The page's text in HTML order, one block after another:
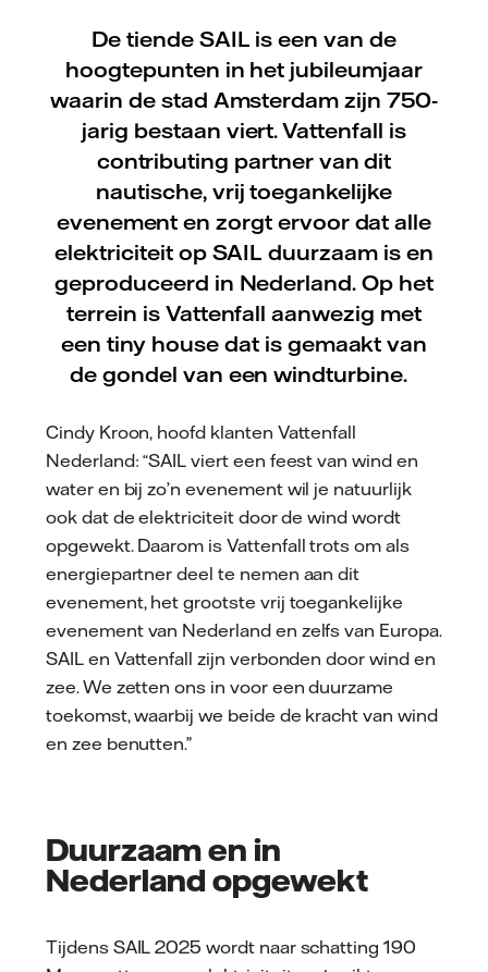
De tiende SAIL is een van de
hoogtepunten in het jubileumjaar
waarin de stad Amsterdam zijn 750-
jarig bestaan viert. Vattenfall is
contributing partner van dit
nautische, vrij toegankelijke
evenement en zorgt ervoor dat alle
elektriciteit op SAIL duurzaam is en
geproduceerd in Nederland. Op het
terrein is Vattenfall aanwezig met
een tiny house dat is gemaakt van
de gondel van een windturbine.
Cindy Kroon, hoofd klanten Vattenfall
Nederland: “SAIL viert een feest van wind en
water en bij zo’n evenement wil je natuurlijk
ook dat de elektriciteit door de wind wordt
opgewekt. Daarom is Vattenfall trots om als
energiepartner deel te nemen aan dit
evenement, het grootste vrij toegankelijke
evenement van Nederland en zelfs van Europa.
SAIL en Vattenfall zijn verbonden door wind en
zee. We zetten ons in voor een duurzame
toekomst, waarbij we beide de kracht van wind
en zee benutten.”
Duurzaam en in
Nederland opgewekt
Tijdens SAIL 2025 wordt naar schatting 190